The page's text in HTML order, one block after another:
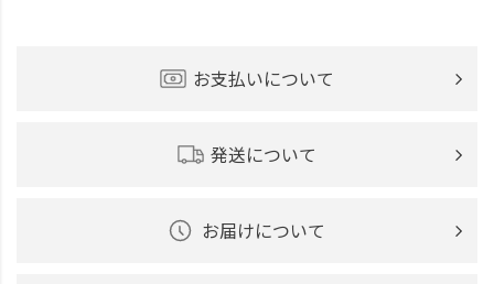
お支払いについて
発送について
お届けについて